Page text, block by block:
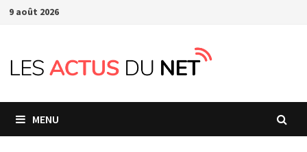
Passer
9 août 2026
MENU